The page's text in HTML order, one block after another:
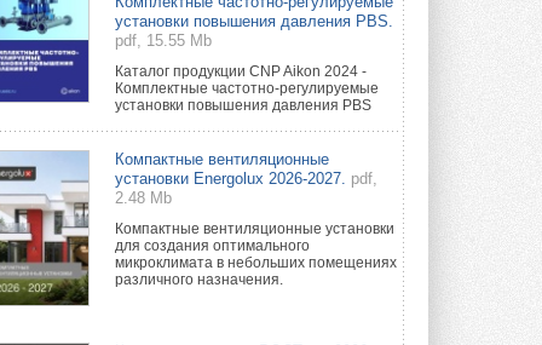
установки повышения давления PBS.
pdf, 15.55 Mb
Каталог продукции CNP Aikon 2024 -
Комплектные частотно-регулируемые
установки повышения давления PBS
Компактные вентиляционные
установки Energolux 2026-2027. pdf,
2.48 Mb
Компактные вентиляционные установки
для создания оптимального
микроклимата в небольших помещениях
различного назначения.